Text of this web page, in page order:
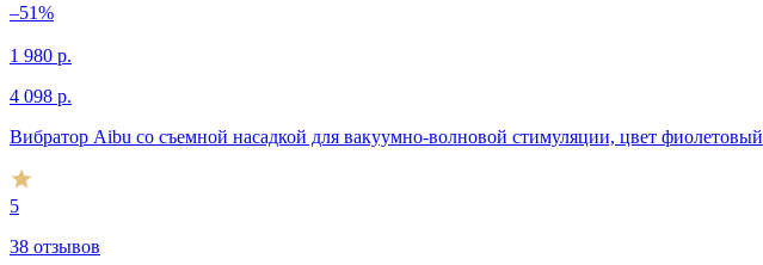
–51%
1 980 р.
4 098 р.
Вибратор Aibu со съемной насадкой для вакуумно-волновой стимуляции, цвет фиолетовый
5
38 отзывов